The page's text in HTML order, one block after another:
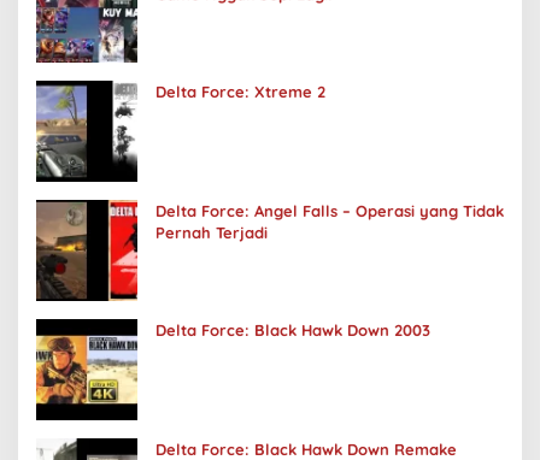
Delta Force: Xtreme 2
Delta Force: Angel Falls – Operasi yang Tidak
Pernah Terjadi
Delta Force: Black Hawk Down 2003
Delta Force: Black Hawk Down Remake